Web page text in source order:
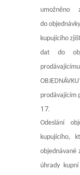
do
kupujícího
dat do
OBJEDNÁVKU
prodávajícím
Odeslání
kupujícího,
objednávané
úhrady